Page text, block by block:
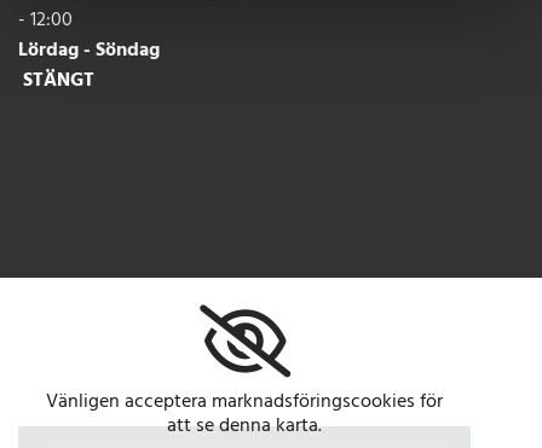
- 12:00
Lördag - Söndag
STÄNGT
Vänligen acceptera marknadsföringscookies för
att se denna karta.